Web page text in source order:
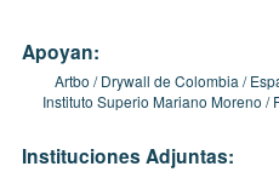
Apoyan:
Artbo Drywall de Colombia
Instituto Superio Mariano Moreno
Instituciones Adjuntas: